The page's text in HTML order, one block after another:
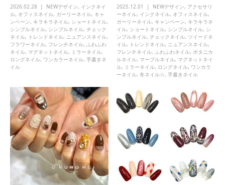
2026.02.28 NEWデザイン, インクネイ
ル, オフィスネイル, ガーリーネイル, キャ
ンペーン, キラキラネイル, ショートネイル,
シンプルネイル, シンプルネイル, チェック
ネイル, トレンドネイル, ニュアンスネイル,
フラワーネイル, フレンチネイル, ふわふわ
ネイル, マグネットネイル, ミラーネイル,
ロングネイル, ワンカラーネイル, 手書きネ
イル
2025.12.01 NEWデザイン, アクセサリ
ーネイル, インクネイル, オフィスネイル,
ガーリーネイル, キャンペーン, キラキラネ
イル, ショートネイル, シンプルネイル, シ
ンプルネイル, チェックネイル, ツイードネ
イル, トレンドネイル, ニュアンスネイル,
フレンチネイル, ふわふわネイル, ボタニカ
ルネイル, マーブルネイル, マグネットネイ
ル, ミラーネイル, ロングネイル, ワンカラ
ーネイル, 冬ネイル☆, 手書きネイル